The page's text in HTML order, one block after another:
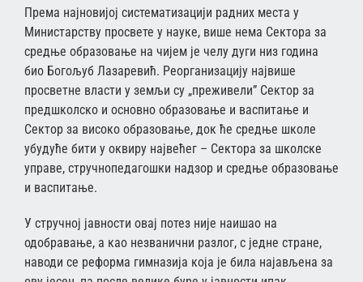
Према најновијој систематизацији радних места у
Министарству просвете у науке, више нема Сектора за
средње образовање на чијем је челу дуги низ година
био Богољуб Лазаревић. Реорганизацију највише
просветне власти у земљи су „преживели” Сектор за
предшколско и основно образовање и васпитање и
Сектор за високо образовање, док ће средње школе
убудуће бити у оквиру највећег – Сектора за школске
управе, стручнопедагошки надзор и средње образовање
и васпитање.
У стручној јавности овај потез није наишао на
одобравање, а као незванични разлог, с једне стране,
наводи се реформа гимназија која је била најављена за